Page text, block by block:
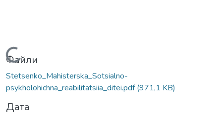
Файли
Stetsenko_Mahisterska_Sotsialno-
psykholohichna_reabilitatsiia_ditei.pdf(971,1 KB)
Дата